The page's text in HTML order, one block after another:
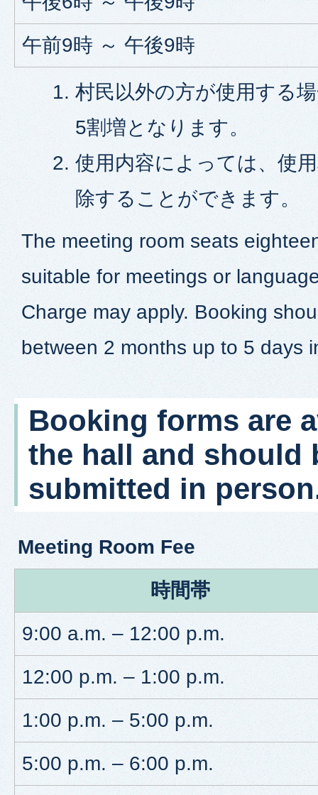
午前9時 ～ 午後9時
村民以外の方が使用する
5割増となります。
使用内容によっては、使
除することができます。
The meeting room seats
suitable for meetings or
Charge may apply. Booking
between 2 months up to 5 days
Booking forms are
the hall and should
submitted in
Meeting Room Fee
時間帯
9:00 a.m. – 12:00 p.m.
12:00 p.m. – 1:00 p.m.
1:00 p.m. – 5:00 p.m.
5:00 p.m. – 6:00 p.m.